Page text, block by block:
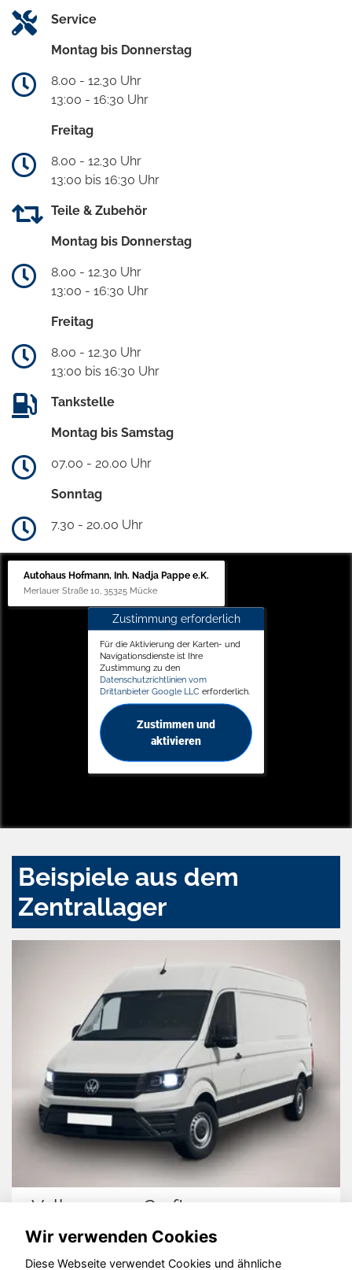
Service
Montag bis Donnerstag
8.00 - 12.30 Uhr
13:00 - 16:30 Uhr
Freitag
8.00 - 12.30 Uhr
13:00 bis 16:30 Uhr
Teile & Zubehör
Montag bis Donnerstag
8.00 - 12.30 Uhr
13:00 - 16:30 Uhr
Freitag
8.00 - 12.30 Uhr
13:00 bis 16:30 Uhr
Tankstelle
Montag bis Samstag
07.00 - 20.00 Uhr
Sonntag
7.30 - 20.00 Uhr
Autohaus Hofmann, Inh. Nadja Pappe e.K.
Merlauer Straße 10, 35325 Mücke
Zustimmung erforderlich
Für die Aktivierung der Karten- und
Navigationsdienste ist Ihre
Zustimmung zu den
Datenschutzrichtlinien vom
Drittanbieter Google LLC erforderlich.
Zustimmen und
aktivieren
Beispiele aus dem
Zentrallager
Volkswagen Crafter
Wir verwenden Cookies
Diese Webseite verwendet Cookies und ähnliche